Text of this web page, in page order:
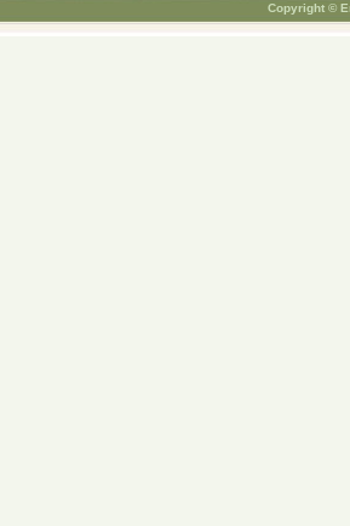
Copyright ©